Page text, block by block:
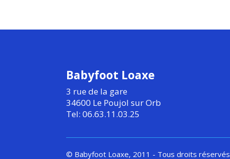
Babyfoot Loaxe
3 rue de la gare
34600 Le Poujol sur Orb
Tel: 06.63.11.03.25
© Babyfoot Loaxe, 2011 - Tous droits réservés